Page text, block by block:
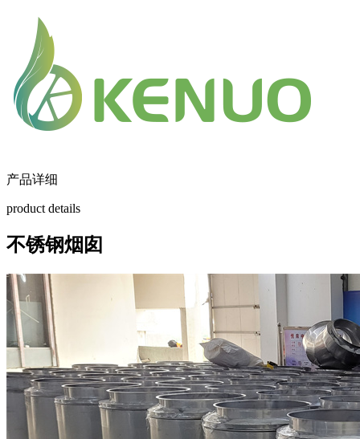
产品详细
product details
不锈钢烟囱